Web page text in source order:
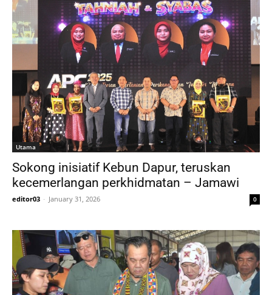
Utama
Sokong inisiatif Kebun Dapur, teruskan
kecemerlangan perkhidmatan – Jamawi
editor03 - January 31, 2026 0